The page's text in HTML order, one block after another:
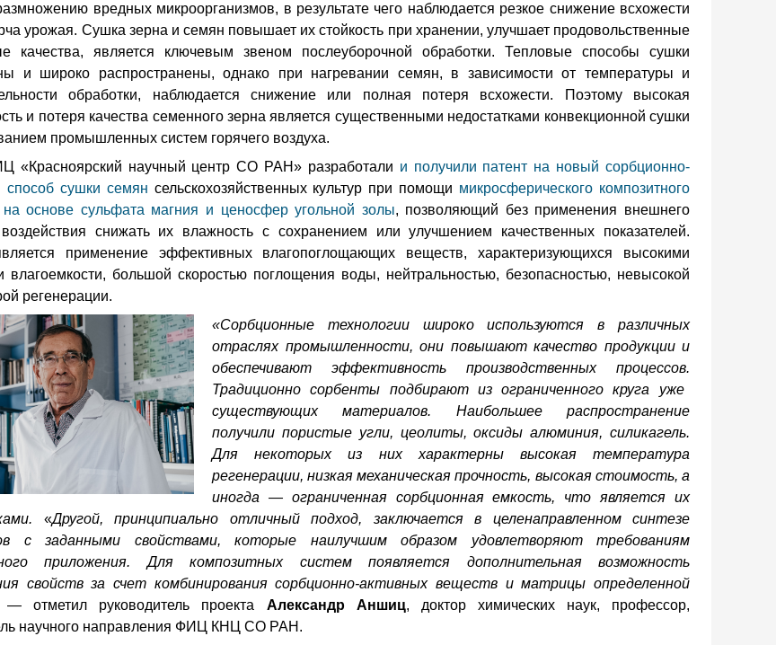
вредных микроорганизмов, в результате чего наблюдается резкое снижение всхожести
урожая. Сушка зерна и семян повышает их стойкость при хранении, улучшает продовольственные
качества, является ключевым звеном послеуборочной обработки. Тепловые способы сушки
и широко распространены, однако при нагревании семян, в зависимости от температуры и
обработки, наблюдается снижение или полная потеря всхожести. Поэтому высокая
и потеря качества семенного зерна является существенными недостатками конвекционной сушки
промышленных систем горячего воздуха.
«Красноярский научный центр СО РАН» разработали и получили патент на новый сорбционно-
способ сушки семян сельскохозяйственных культур при помощи микросферического композитного
на основе сульфата магния и ценосфер угольной золы, позволяющий без применения внешнего
снижать их влажность с сохранением или улучшением качественных показателей.
применение эффективных влагопоглощающих веществ, характеризующихся высокими
влагоемкости, большой скоростью поглощения воды, нейтральностью, безопасностью, невысокой
регенерации.
«Сорбционные технологии широко используются в различных
отраслях промышленности, они повышают качество продукции и
обеспечивают эффективность производственных процессов.
Традиционно сорбенты подбирают из ограниченного круга уже
существующих материалов. Наибольшее распространение
получили пористые угли, цеолиты, оксиды алюминия, силикагель.
Для некоторых из них характерны высокая температура
регенерации, низкая механическая прочность, высокая стоимость, а
иногда — ограниченная сорбционная емкость, что является их
«Другой, принципиально отличный подход, заключается в целенаправленном синтезе
с заданными свойствами, которые наилучшим образом удовлетворяют требованиям
приложения. Для композитных систем появляется дополнительная возможность
свойств за счет комбинирования сорбционно-активных веществ и матрицы определенной
— отметил руководитель проекта Александр Аншиц, доктор химических наук, профессор,
научного направления ФИЦ КНЦ СО РАН.